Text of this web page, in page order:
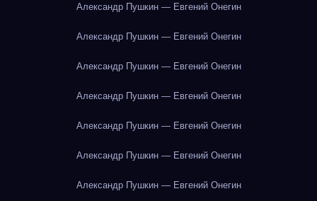
Александр Пушкин — Евгений Онегин
Александр Пушкин — Евгений Онегин
Александр Пушкин — Евгений Онегин
Александр Пушкин — Евгений Онегин
Александр Пушкин — Евгений Онегин
Александр Пушкин — Евгений Онегин
Александр Пушкин — Евгений Онегин